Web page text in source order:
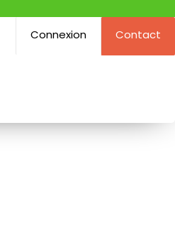
Connexion Contact